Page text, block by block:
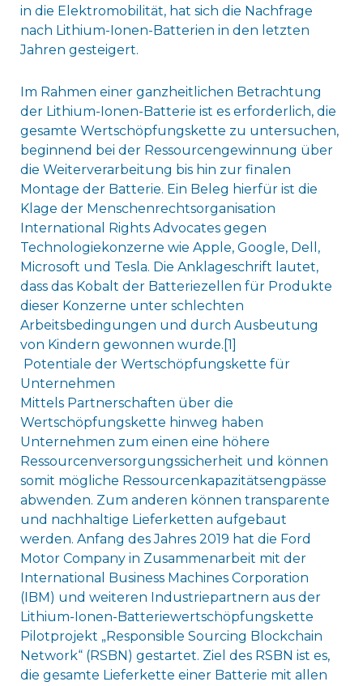
in die Elektromobilität, hat sich die Nachfrage
nach Lithium-Ionen-Batterien in den letzten
Jahren gesteigert.
Im Rahmen einer ganzheitlichen Betrachtung
der Lithium-Ionen-Batterie ist es erforderlich, die
gesamte Wertschöpfungskette zu untersuchen,
beginnend bei der Ressourcengewinnung über
die Weiterverarbeitung bis hin zur finalen
Montage der Batterie. Ein Beleg hierfür ist die
Klage der Menschenrechtsorganisation
International Rights Advocates gegen
Technologiekonzerne wie Apple, Google, Dell,
Microsoft und Tesla. Die Anklageschrift lautet,
dass das Kobalt der Batteriezellen für Produkte
dieser Konzerne unter schlechten
Arbeitsbedingungen und durch Ausbeutung
von Kindern gewonnen wurde.[1]
Potentiale der Wertschöpfungskette für
Unternehmen
Mittels Partnerschaften über die
Wertschöpfungskette hinweg haben
Unternehmen zum einen eine höhere
Ressourcenversorgungssicherheit und können
somit mögliche Ressourcenkapazitätsengpässe
abwenden. Zum anderen können transparente
und nachhaltige Lieferketten aufgebaut
werden. Anfang des Jahres 2019 hat die Ford
Motor Company in Zusammenarbeit mit der
International Business Machines Corporation
(IBM) und weiteren Industriepartnern aus der
Lithium-Ionen-Batteriewertschöpfungskette
Pilotprojekt „Responsible Sourcing Blockchain
Network“ (RSBN) gestartet. Ziel des RSBN ist es,
die gesamte Lieferkette einer Batterie mit allen